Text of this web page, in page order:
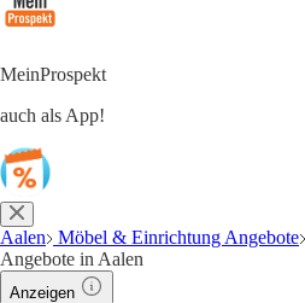
MeinProspekt
auch als App!
Aalen Möbel & Einrichtung Angebote
Angebote in Aalen
Anzeigen